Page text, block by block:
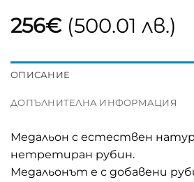
256€ (500.01 лв.)
ОПИСАНИЕ
ДОПЪЛНИТЕЛНА ИНФОРМАЦИЯ
Медальон с естествен
нетретиран рубин.
Медальонът е с добавени